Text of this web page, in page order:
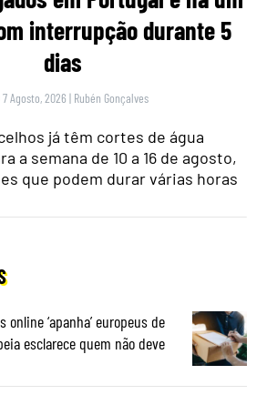
interrupção durante 5
dias
7 Agosto, 2026 | Rubén Gonçalves
já têm cortes de água
a semana de 10 a 16 de agosto,
que podem durar várias horas
online ‘apanha’ europeus de
esclarece quem não deve